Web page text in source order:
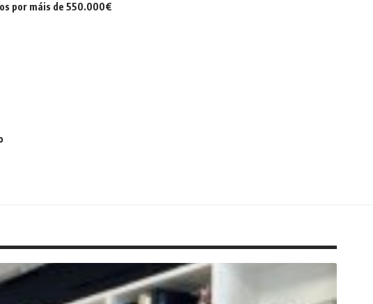
por máis de 550.000€